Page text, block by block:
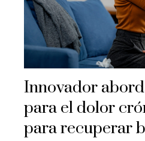
Innovador
para el dolor
para recuperar